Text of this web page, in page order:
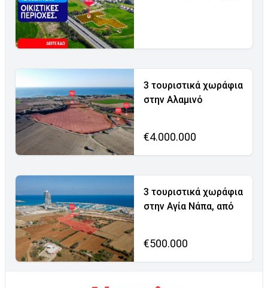
3 τουριστικά χωράφια
στην Αλαμινό
€4.000.000
3 τουριστικά χωράφια
στην Αγία Νάπα, από
€500.000